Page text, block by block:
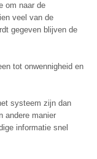
om naar de
veel van de
gegeven blijven de
tot onwennigheid en
systeem zijn dan
andere manier
informatie snel